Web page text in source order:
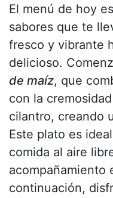
El menú de hoy
sabores que te
fresco y vibrante
delicioso.
de maíz, que
con la
cilantro, creando
Este plato es
comida al aire
acompañamiento
continuación,